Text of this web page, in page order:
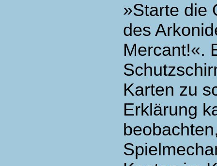
»Starte die
des
Mercant!«.
Karten zu
Erklärung